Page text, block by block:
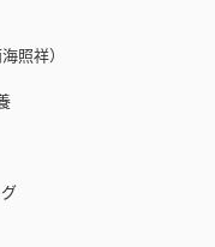
照祥）